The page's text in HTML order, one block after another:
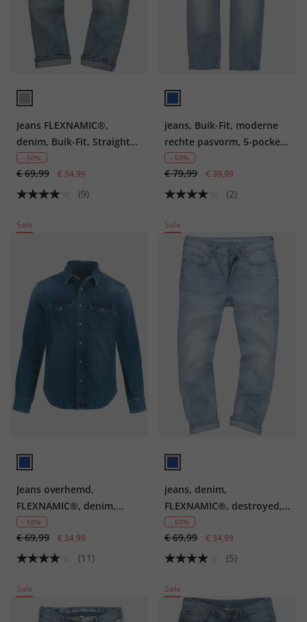
Jeans FLEXNAMIC®,
denim, Buik-Fit, Straight
Fit, 5-pocket, tot maat
36/72
- 50%
€ 69,99 € 34,99
(9)
jeans, Buik-Fit, moderne
rechte pasvorm, 5-pocket,
gebleekt denim, tot 72
- 50%
€ 79,99 € 39,99
(2)
Sale
Jeans overhemd,
FLEXNAMIC®, denim,
lange mouwen, kentkraag,
modern basic fit, western
look
- 50%
€ 69,99 € 34,99
(11)
Sale
jeans, denim,
FLEXNAMIC®, destroyed,
vintage look, Straight-Fit,
5-pocket, tot mt. 72
- 50%
€ 69,99 € 34,99
(5)
Sale Sale